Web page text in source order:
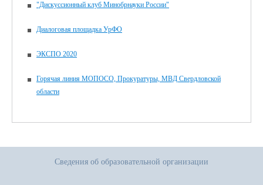
"Дискуссионный клуб Минобрнауки России"
Диалоговая площадка УрФО
ЭКСПО 2020
Горячая линия МОПОСО, Прокуратуры, МВД Свердловской
области
Сведения об образовательной организации